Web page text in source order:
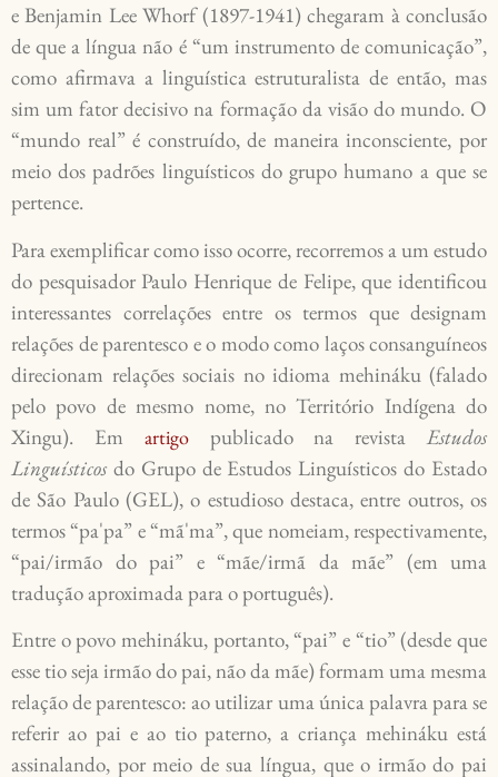
e Benjamin Lee Whorf (1897-1941) chegaram à conclusão
de que a língua não é “um instrumento de comunicação”,
como afirmava a linguística estruturalista de então, mas
sim um fator decisivo na formação da visão do mundo. O
“mundo real” é construído, de maneira inconsciente, por
meio dos padrões linguísticos do grupo humano a que se
pertence.
Para exemplificar como isso ocorre, recorremos a um estudo
do pesquisador Paulo Henrique de Felipe, que identificou
interessantes correlações entre os termos que designam
relações de parentesco e o modo como laços consanguíneos
direcionam relações sociais no idioma mehináku (falado
pelo povo de mesmo nome, no Território Indígena do
Xingu). Em artigopublicado na revistaEstudos
Linguísticos do Grupo de Estudos Linguísticos do Estado
de São Paulo (GEL), o estudioso destaca, entre outros, os
termos “paˈpa” e “mãˈma”, que nomeiam, respectivamente,
“pai/irmão do pai” e “mãe/irmã da mãe” (em uma
tradução aproximada para o português).
Entre o povo mehináku, portanto, “pai” e “tio” (desde que
esse tio seja irmão do pai, não da mãe) formam uma mesma
relação de parentesco: ao utilizar uma única palavra para se
referir ao pai e ao tio paterno, a criança mehináku está
assinalando, por meio de sua língua, que o irmão do pai